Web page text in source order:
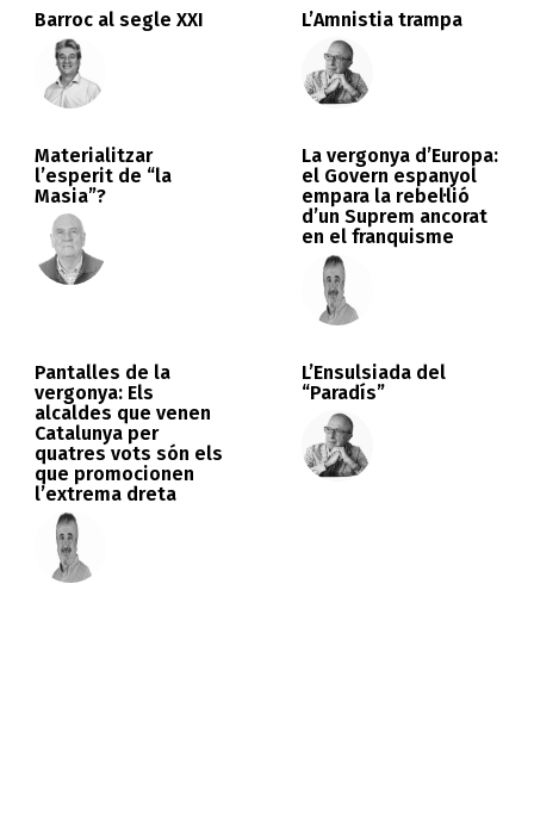
Barroc al segle XXI L’Amnistia trampa
Materialitzar
l’esperit de “la
Masia”?
La vergonya d’Europa:
el Govern espanyol
empara la rebel·lió
d’un Suprem ancorat
en el franquisme
Pantalles de la
vergonya: Els
alcaldes que venen
Catalunya per
quatres vots són els
que promocionen
l’extrema dreta
L’Ensulsiada del
“Paradís”